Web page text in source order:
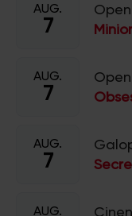
AUG.
7
AUG.
7
AUG.
7
AUG.